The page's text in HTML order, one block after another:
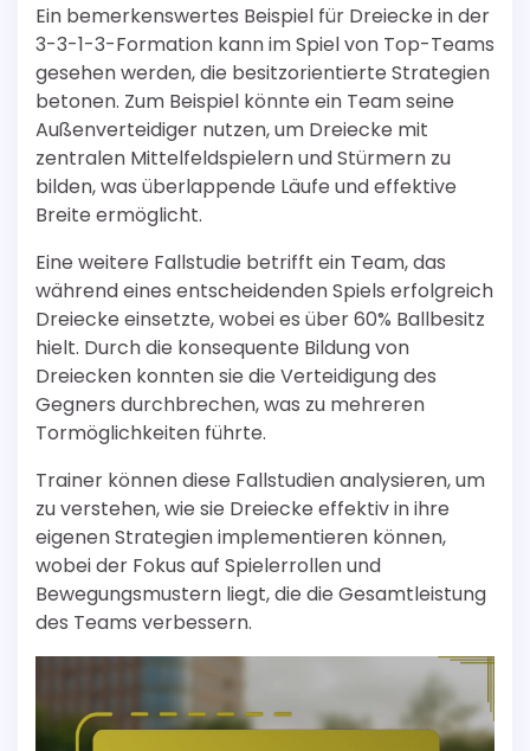
Ein bemerkenswertes Beispiel für Dreiecke in der
3-3-1-3-Formation kann im Spiel von Top-Teams
gesehen werden, die besitzorientierte Strategien
betonen. Zum Beispiel könnte ein Team seine
Außenverteidiger nutzen, um Dreiecke mit
zentralen Mittelfeldspielern und Stürmern zu
bilden, was überlappende Läufe und effektive
Breite ermöglicht.
Eine weitere Fallstudie betrifft ein Team, das
während eines entscheidenden Spiels erfolgreich
Dreiecke einsetzte, wobei es über 60% Ballbesitz
hielt. Durch die konsequente Bildung von
Dreiecken konnten sie die Verteidigung des
Gegners durchbrechen, was zu mehreren
Tormöglichkeiten führte.
Trainer können diese Fallstudien analysieren, um
zu verstehen, wie sie Dreiecke effektiv in ihre
eigenen Strategien implementieren können,
wobei der Fokus auf Spielerrollen und
Bewegungsmustern liegt, die die Gesamtleistung
des Teams verbessern.